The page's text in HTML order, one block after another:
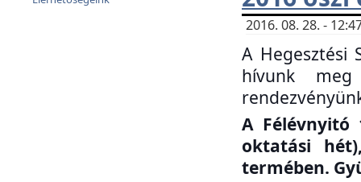
2016. 08. 28. -
A Hegesztési
hívunk
A Félévnyitó
oktatási
termében.